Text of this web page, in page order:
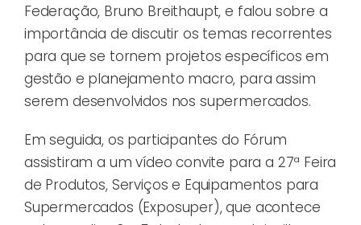
Federação, Bruno Breithaupt, e falou sobre a
importância de discutir os temas recorrentes
para que se tornem projetos específicos em
gestão e planejamento macro, para assim
serem desenvolvidos nos supermercados.
Em seguida, os participantes do Fórum
assistiram a um vídeo convite para a 27ª Feira
de Produtos, Serviços e Equipamentos para
Supermercados (Exposuper), que acontece